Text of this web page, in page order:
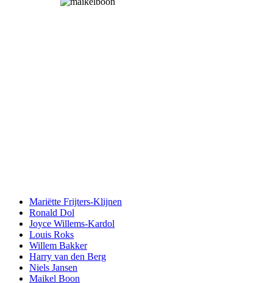
Mariëtte Frijters-Klijnen
Ronald Dol
Joyce Willems-Kardol
Louis Roks
Willem Bakker
Harry van den Berg
Niels Jansen
Maikel Boon